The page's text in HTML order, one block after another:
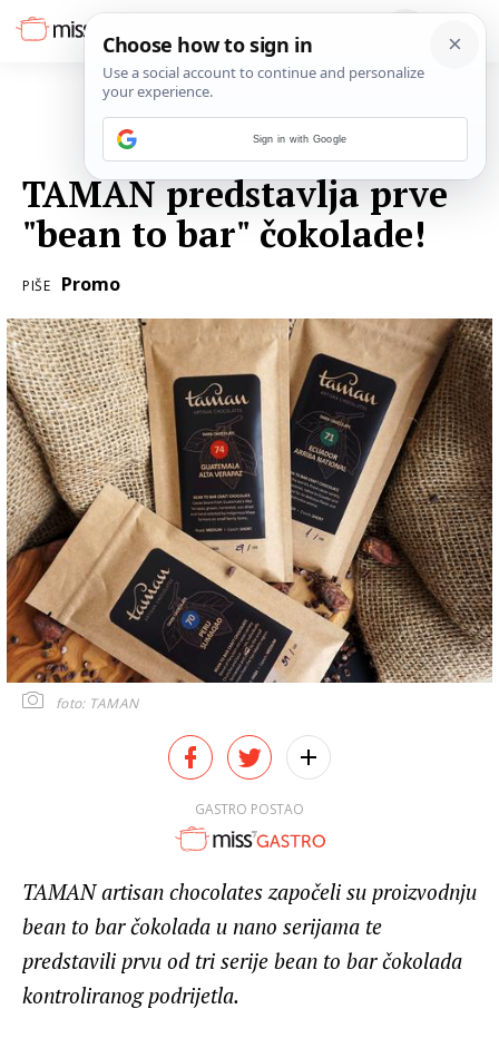
TAMAN predstavlja prve
"bean to bar" čokolade!
PIŠE Promo
foto: TAMAN
GASTRO POSTAO
TAMAN artisan chocolates započeli su proizvodnju
bean to bar čokolada u nano serijama te
predstavili prvu od tri serije bean to bar čokolada
kontroliranog podrijetla.
Sign in with Google